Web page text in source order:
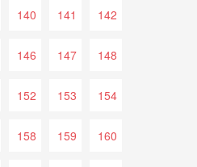
140 141 142
146 147 148
152 153 154
158 159 160